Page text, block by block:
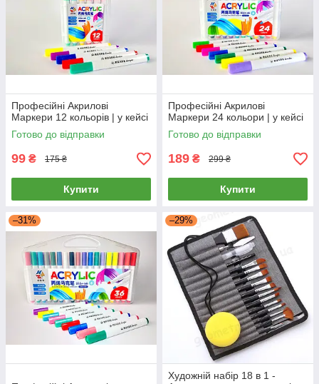
Професійні Акрилові
Маркери 12 кольорів | у кейсі
Готово до відправки
99 ₴ 175 ₴
Купити
Професійні Акрилові
Маркери 24 кольори | у кейсі
Готово до відправки
189 ₴ 299 ₴
Купити
–31% –29%
Художній набір 18 в 1 -